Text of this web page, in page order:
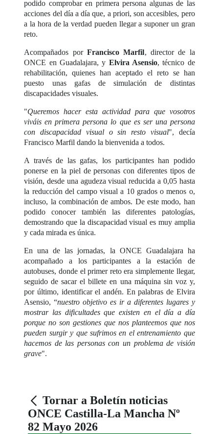
podido comprobar en primera persona algunas de las
acciones del día a día que, a priori, son accesibles, pero
a la hora de la verdad pueden llegar a suponer un gran
reto.
Acompañados porFrancisco Marfil, director de la
ONCE en Guadalajara, y Elvira Asensio, técnico de
rehabilitación, quienes han aceptado el reto se han
puesto unas gafas de simulación de distintas
discapacidades visuales.
"Queremos hacer esta actividad para que vosotros
viváis en primera persona lo que es ser una persona
con discapacidad visual o sin resto visual", decía
Francisco Marfil dando la bienvenida a todos.
A través de las gafas, los participantes han podido
ponerse en la piel de personas con diferentes tipos de
visión, desde una agudeza visual reducida a 0,05 hasta
la reducción del campo visual a 10 grados o menos o,
incluso, la combinación de ambos. De este modo, han
podido conocer también las diferentes patologías,
demostrando que la discapacidad visual es muy amplia
y cada mirada es única.
En una de las jornadas, la ONCE Guadalajara ha
acompañado a los participantes a la estación de
autobuses, donde el primer reto era simplemente llegar,
seguido de sacar el billete en una máquina sin voz y,
por último, identificar el andén. En palabras de Elvira
Asensio, “nuestro objetivo es ir a diferentes lugares y
mostrar las dificultades que existen en el día a día
porque no son gestiones que nos planteemos que nos
pueden surgir y que sufrimos en el entrenamiento que
hacemos de las personas con un problema de visión
grave".
Tornar a Boletín noticias
ONCE Castilla-La Mancha Nº
82 Mayo 2026